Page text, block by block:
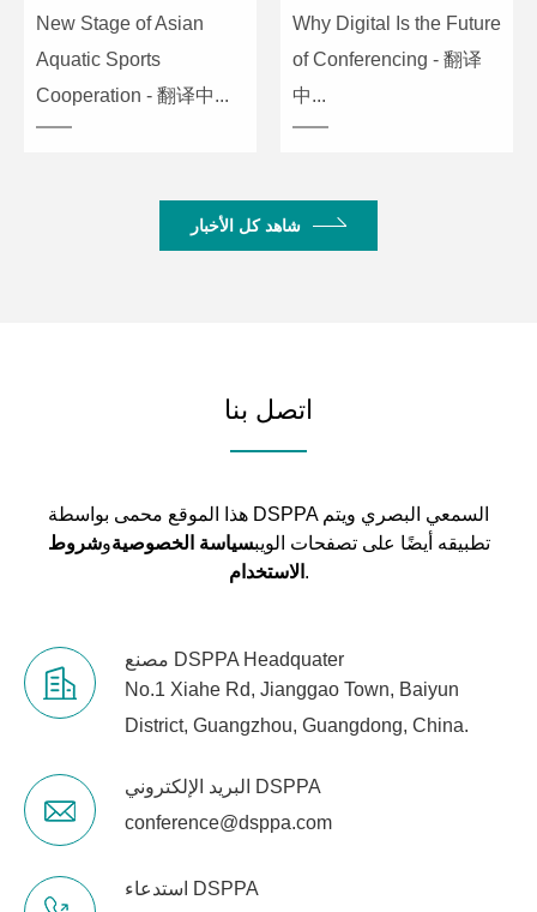
New Stage of Asian
Aquatic Sports
Cooperation - 翻译中...
Why Digital Is the Future
of Conferencing - 翻译
中...
شاهد كل الأخبار
اتصل بنا
هذا الموقع محمى بواسطة DSPPA السمعي البصري ويتم
تطبيقه أيضًا على تصفحات الويبسياسة الخصوصيةوشروط
الاستخدام .
مصنع DSPPA Headquater
No.1 Xiahe Rd, Jianggao Town, Baiyun
District, Guangzhou, Guangdong, China.
البريد الإلكتروني DSPPA
conference@dsppa.com
استدعاء DSPPA